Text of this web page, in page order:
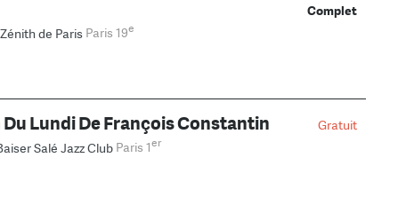
Complet
Zénith de Paris Paris 19e
Gratuit
Du Lundi De François Constantin
Salé Jazz Club Paris 1er